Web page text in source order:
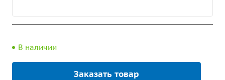
В наличии
Заказать товар